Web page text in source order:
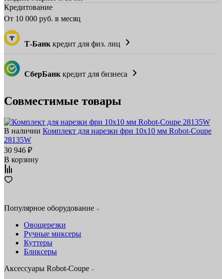
Кредитование
От 10 000 руб. в месяц
Т-Банк кредит для физ. лиц
СберБанк кредит для бизнеса
Совместимые товары
В наличии Комплект для нарезки фри 10х10 мм Robot-Coupe
28135W
30 946 ₽
В корзину
Популярное оборудование
Овощерезки
Ручные миксеры
Куттеры
Бликсеры
Аксессуары Robot-Coupe